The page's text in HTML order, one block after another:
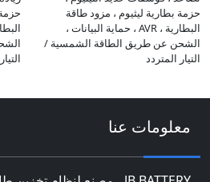
حزمة بطارية ليثيوم ، مزود طاقة
البطارية ، AVR ، حماية البيانات ،
الشحن عن طريق الطاقة الشمسية /
التيار المتردد
معلومات عنا